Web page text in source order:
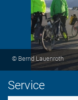
© Bernd Lauenroth
Service